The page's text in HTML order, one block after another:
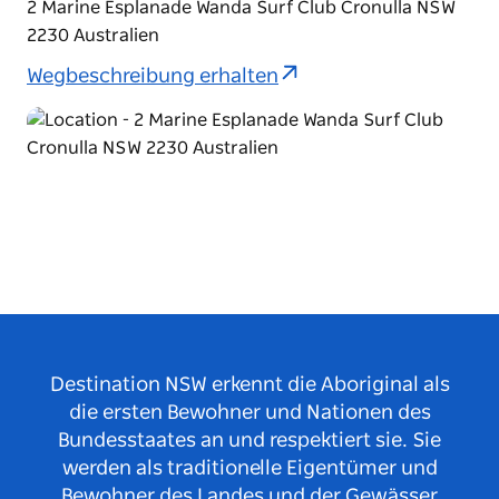
2 Marine Esplanade Wanda Surf Club Cronulla NSW
2230 Australien
Wegbeschreibung erhalten
Destination NSW erkennt die Aboriginal als
die ersten Bewohner und Nationen des
Bundesstaates an und respektiert sie. Sie
werden als traditionelle Eigentümer und